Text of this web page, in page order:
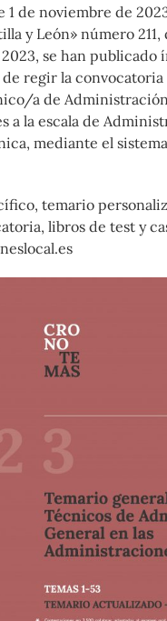
1 de noviembre de
y León» número 211,
se han publicado
de regir la
a de
a la escala de
mediante el
temario
libros de test y